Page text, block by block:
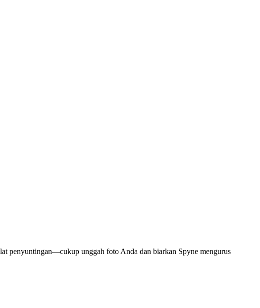
penyuntingan—cukup unggah foto Anda dan biarkan Spyne mengurus